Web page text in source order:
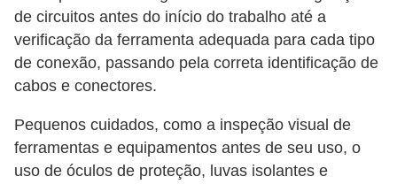
de circuitos antes do início do trabalho até a
verificação da ferramenta adequada para cada tipo
de conexão, passando pela correta identificação de
cabos e conectores.
Pequenos cuidados, como a inspeção visual de
ferramentas e equipamentos antes de seu uso, o
uso de óculos de proteção, luvas isolantes e